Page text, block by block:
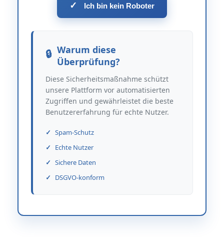
✓ Ich bin kein Roboter
Warum diese
Überprüfung?
Diese Sicherheitsmaßnahme schützt
unsere Plattform vor automatisierten
Zugriffen und gewährleistet die beste
Benutzererfahrung für echte Nutzer.
Spam-Schutz
Echte Nutzer
Sichere Daten
DSGVO-konform